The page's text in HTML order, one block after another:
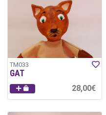
TM033
GAT
28,00€